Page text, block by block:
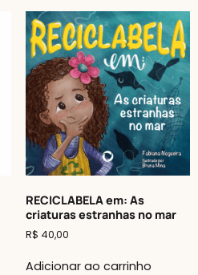
RECICLABELA em: As
criaturas estranhas no mar
R$ 40,00
Adicionar ao carrinho